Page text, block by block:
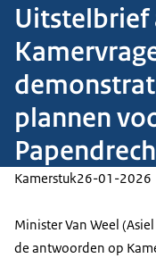
plannen
Kamerstuk26-01-2026
Minister Van Weel
de antwoorden op